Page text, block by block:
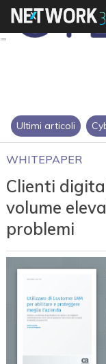
Ultimi articoli
WHITEPAPER
Clienti
volume
problemi